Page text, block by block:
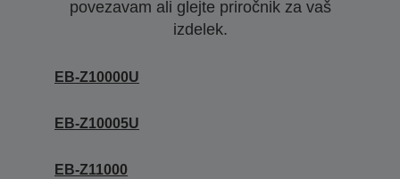
povezavam ali glejte priročnik za vaš
izdelek.
EB-Z10000U
EB-Z10005U
EB-Z11000